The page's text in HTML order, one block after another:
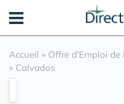
Accueil » Offre d'Emploi de
» Calvados
Panneau de gestion des cookies